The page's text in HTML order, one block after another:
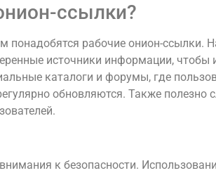
ссылки?
понадобятся рабочие онион-ссылки.
источники информации, чтобы
каталоги и форумы, где
обновляются. Также полезно
к безопасности.